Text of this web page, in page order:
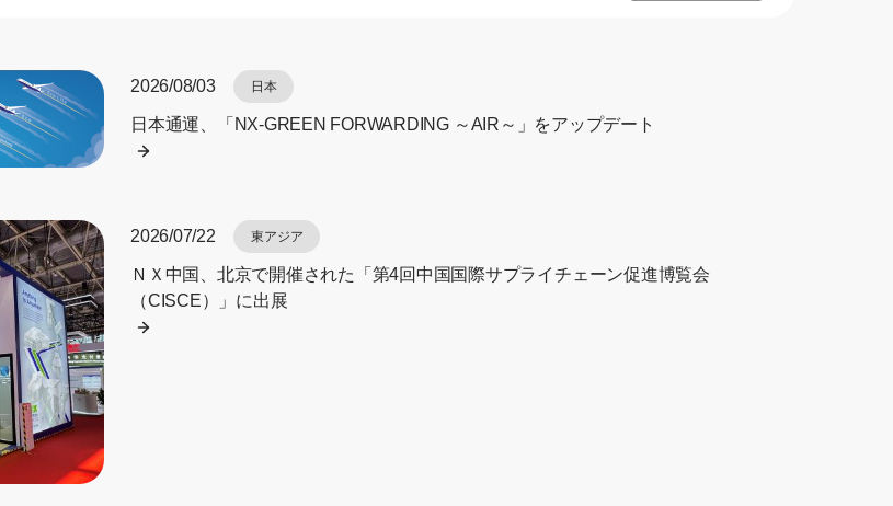
2026/08/03 日本
日本通運、「NX-GREEN FORWARDING ～AIR～」をアップデート
2026/07/22 東アジア
ＮＸ中国、北京で開催された「第4回中国国際サプライチェーン促進博覧会
（CISCE）」に出展